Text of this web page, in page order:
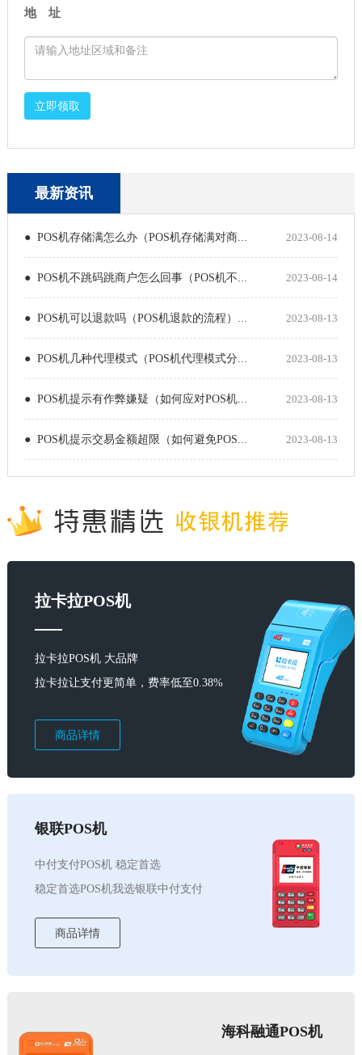
地 址
立即领取
最新资讯
● POS机存储满怎么办（POS机存储满对商... 2023-08-14
● POS机不跳码跳商户怎么回事（POS机不... 2023-08-14
● POS机可以退款吗（POS机退款的流程）... 2023-08-13
● POS机几种代理模式（POS机代理模式分... 2023-08-13
● POS机提示有作弊嫌疑（如何应对POS机... 2023-08-13
● POS机提示交易金额超限（如何避免POS... 2023-08-13
拉卡拉POS机
拉卡拉POS机 大品牌
拉卡拉让支付更简单，费率低至0.38%
商品详情
银联POS机
中付支付POS机 稳定首选
稳定首选POS机我选银联中付支付
商品详情
海科融通POS机